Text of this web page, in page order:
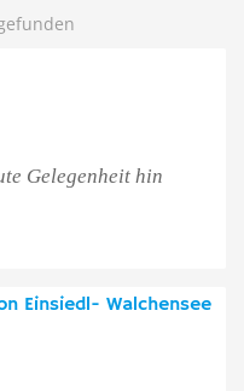
Gelegenheit hin
Einsiedl- Walchensee